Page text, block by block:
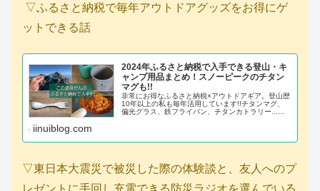
▽ふるさと納税で毎年アウトドアグッズをお得にゲ
ットできる話
2024年ふるさと納税で入手できる登山・キ
ャンプ用品まとめ！スノーピークのチタン
マグも!!
非常にお得なふるさと納税×アウトドアギア。登山歴
10年以上の私も毎年活用しています!!チタンマグ、
偏光グラス、鉄フライパン、チタンカトラリー...全
iinuiblog.com
▽東日本大震災で被災した際の体験談と、友人へのプ
レゼントに手回し充電できる防災ラジオを選んでいる